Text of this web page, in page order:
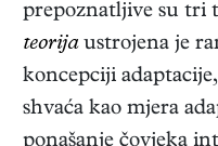
prepoznatljive su tri
teorijaustrojena je
koncepciji
shvaća kao mjera